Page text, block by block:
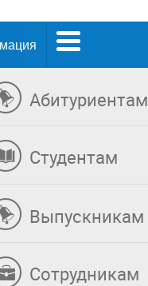
Абитуриентам
Студентам
Выпускникам
Сотрудникам